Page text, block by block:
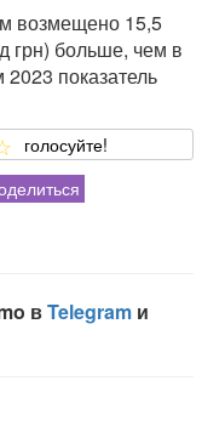
возмещено 15,5
грн) больше, чем в
показатель